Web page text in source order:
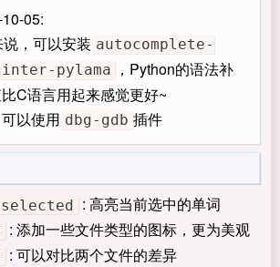
05:
，可以安装 autocomplete-
pylama
，Python的语法补
C语言用起来感觉更好~
以使用 dbg-gdb 插件
: 高亮当前选中的单词
: 添加一些文件类型的图标，更为美观
: 可以对比两个文件的差异